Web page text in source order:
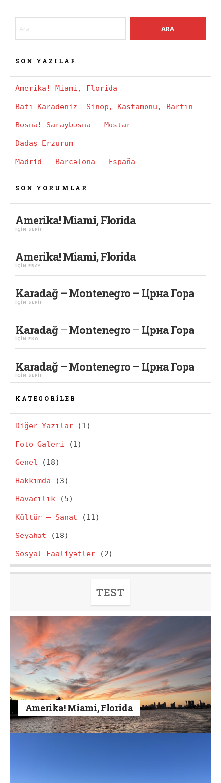
SON YAZILAR
Amerika! Miami, Florida
Batı Karadeniz- Sinop, Kastamonu, Bartın
Bosna! Saraybosna – Mostar
Dadaş Erzurum
Madrid – Barcelona – España
SON YORUMLAR
Amerika! Miami, Florida
IÇIN SERIF
Amerika! Miami, Florida
IÇIN ERAY
Karadağ – Montenegro – Црна Гора
IÇIN SERIF
Karadağ – Montenegro – Црна Гора
IÇIN EKO
Karadağ – Montenegro – Црна Гора
IÇIN SERIF
KATEGORILER
Diğer Yazılar (1)
Foto Galeri (1)
Genel (18)
Hakkımda (3)
Havacılık (5)
Kültür – Sanat (11)
Seyahat (18)
Sosyal Faaliyetler (2)
TEST
Amerika! Miami, Florida